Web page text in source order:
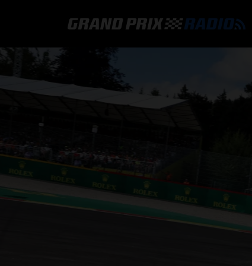
GRAND PRIX RADIO
HOE TE BELUISTEREN?
ONLINE RADIO LUISTEREN
GRAND PRIX RADIO APP